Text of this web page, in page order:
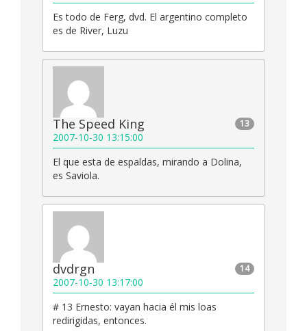
Es todo de Ferg, dvd. El argentino completo
es de River, Luzu
13
The Speed King
2007-10-30 13:15:00
El que esta de espaldas, mirando a Dolina,
es Saviola.
14
dvdrgn
2007-10-30 13:17:00
# 13 Ernesto: vayan hacia él mis loas
redirigidas, entonces.